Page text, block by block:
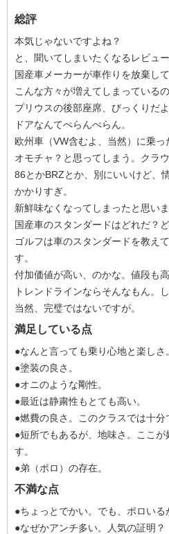
総評
本気じゃないですよね？
と、聞いてしまいたくなるレビュ
国産車メーカーが車作りを放棄し
こんな方々が増えてしまっている
プリウスの後部座席、びっくりだよ
ドアなんてぺらんぺらん。
欧州車（VW含むよ、当然）に乗っ
オモチャ？と思ってしまう。クラ
86とかBRZとか、別にいいけど、
かかりすぎ。
新鮮味なくなってしまったと思いま
国産車のスタンダードはどれだ？
ゴルフは車のスタンダードを教え
す。
付加価値が高い、のかな。値段も
トレンドラインならそんなもん。し
当然、完璧ではないですが。
満足している点
●なんと言っても乗り心地と楽しさ
●塗装の良さ。
●オニのような剛性。
●最近は静粛性もとても高い。
●燃費の良さ。このクラスでは十分
●短所でもあるが、地味さ。ここ
す。
●弟（ポロ）の存在。
不満な点
●ちょっとでかい。でも、ポロいる
●なぜかアンチ多い。人気の証明？